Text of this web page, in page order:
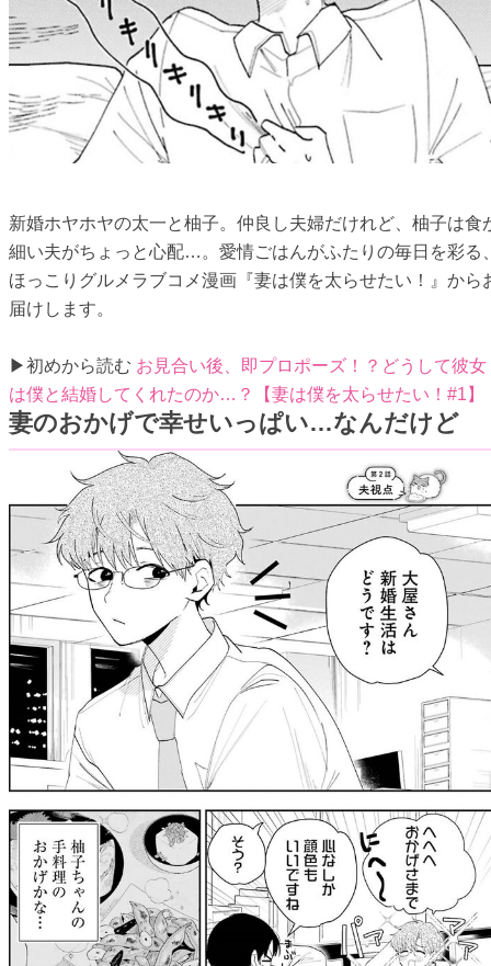
新婚ホヤホヤの太一と柚子。仲良し夫婦だけれど、柚子は食
細い夫がちょっと心配…。愛情ごはんがふたりの毎日を彩る
ほっこりグルメラブコメ漫画『妻は僕を太らせたい！』から
届けします。
▶初めから読む お見合い後、即プロポーズ！？どうして彼女
は僕と結婚してくれたのか…？【妻は僕を太らせたい！#1】
妻のおかげで幸せいっぱい…なんだけど